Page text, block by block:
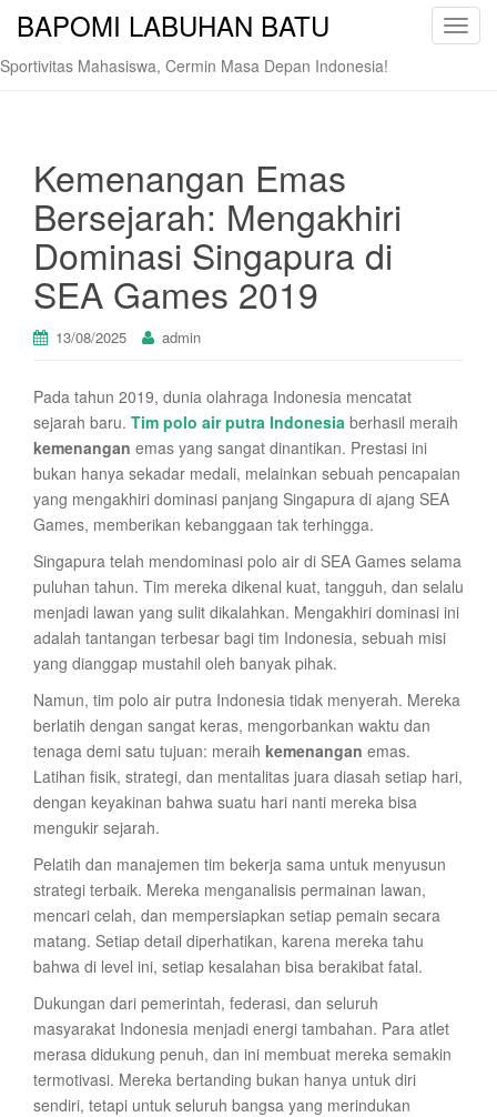
T
BAPOMI LABUHAN BATU
Sportivitas Mahasiswa, Cermin Masa Depan Indonesia!
Kemenangan Emas
Bersejarah: Mengakhiri
Dominasi Singapura di
SEA Games 2019
13/08/2025 admin
Pada tahun 2019, dunia olahraga Indonesia mencatat
sejarah baru. Tim polo air putra Indonesia berhasil meraih
kemenangan emas yang sangat dinantikan. Prestasi ini
bukan hanya sekadar medali, melainkan sebuah pencapaian
yang mengakhiri dominasi panjang Singapura di ajang SEA
Games, memberikan kebanggaan tak terhingga.
Singapura telah mendominasi polo air di SEA Games selama
puluhan tahun. Tim mereka dikenal kuat, tangguh, dan selalu
menjadi lawan yang sulit dikalahkan. Mengakhiri dominasi ini
adalah tantangan terbesar bagi tim Indonesia, sebuah misi
yang dianggap mustahil oleh banyak pihak.
Namun, tim polo air putra Indonesia tidak menyerah. Mereka
berlatih dengan sangat keras, mengorbankan waktu dan
tenaga demi satu tujuan: meraih kemenangan emas.
Latihan fisik, strategi, dan mentalitas juara diasah setiap hari,
dengan keyakinan bahwa suatu hari nanti mereka bisa
mengukir sejarah.
Pelatih dan manajemen tim bekerja sama untuk menyusun
strategi terbaik. Mereka menganalisis permainan lawan,
mencari celah, dan mempersiapkan setiap pemain secara
matang. Setiap detail diperhatikan, karena mereka tahu
bahwa di level ini, setiap kesalahan bisa berakibat fatal.
Dukungan dari pemerintah, federasi, dan seluruh
masyarakat Indonesia menjadi energi tambahan. Para atlet
merasa didukung penuh, dan ini membuat mereka semakin
termotivasi. Mereka bertanding bukan hanya untuk diri
sendiri, tetapi untuk seluruh bangsa yang merindukan